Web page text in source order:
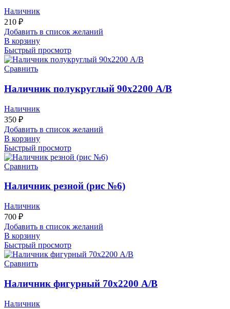
Наличник
210 ₽
Добавить в список желаний
В корзину
Быстрый просмотр
Сравнить
Наличник полукруглый 90х2200 А/В
Наличник
350 ₽
Добавить в список желаний
В корзину
Быстрый просмотр
Сравнить
Наличник резной (рис №6)
Наличник
700 ₽
Добавить в список желаний
В корзину
Быстрый просмотр
Сравнить
Наличник фигурный 70х2200 А/В
Наличник